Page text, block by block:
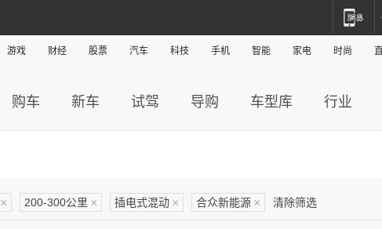
游戏 财经 股票 汽车 科技 手机 智能 家电 时尚
购车 新车 试驾 导购 车型库 行业
× 200-300公里 × 插电式混动 × 合众新能源 × 清除筛选